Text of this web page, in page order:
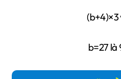
(b+4)×3
b=27 là